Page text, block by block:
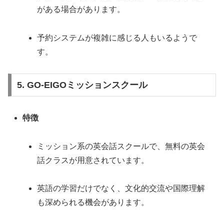
がある場合があります。
予約システムが複雑に感じる人もいるようで
す。
5. GO-EIGOミッションスクール
特徴
ミッション系の英会話スクールで、無料の英会
話クラスが用意されています。
英語の学習だけでなく、文化的交流や国際理解
も深められる機会があります。